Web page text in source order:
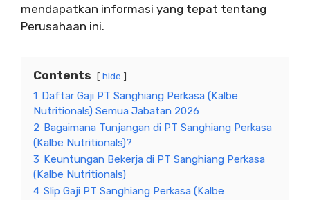
mendapatkan informasi yang tepat tentang
Perusahaan ini.
Contents hide
1 Daftar Gaji PT Sanghiang Perkasa (Kalbe
Nutritionals) Semua Jabatan 2026
2 Bagaimana Tunjangan di PT Sanghiang Perkasa
(Kalbe Nutritionals)?
3 Keuntungan Bekerja di PT Sanghiang Perkasa
(Kalbe Nutritionals)
4 Slip Gaji PT Sanghiang Perkasa (Kalbe